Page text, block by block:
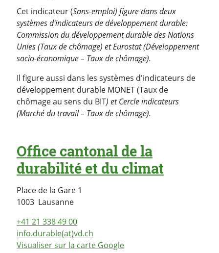
Cet indicateur (Sans-emploi) figure dans deux
systèmes d'indicateurs de développement durable:
Commission du développement durable des Nations
Unies (Taux de chômage) et Eurostat (Développement
socio-économique – Taux de chômage).
Il figure aussi dans les systèmes d'indicateurs de
développement durable MONET (Taux de
chômage au sens du BIT) et Cercle indicateurs
(Marché du travail – Taux de chômage).
Office cantonal de la
durabilité et du climat
Place de la Gare 1
1003 LausanneSuisse
+41 21 338 49 00
info.durable(at)vd.ch
Visualiser sur la carte Google